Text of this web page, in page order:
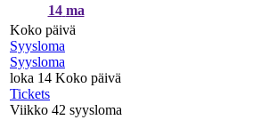
14 ma
Koko päivä
Syysloma
Syysloma
loka 14 Koko päivä
Tickets
Viikko 42 syysloma